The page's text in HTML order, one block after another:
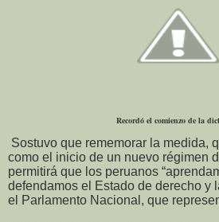
Recordó el comienzo de la
Sostuvo que rememorar la medida,
como el inicio de un nuevo régimen
permitirá que los peruanos
defendamos el Estado de derecho y
el Parlamento Nacional, que